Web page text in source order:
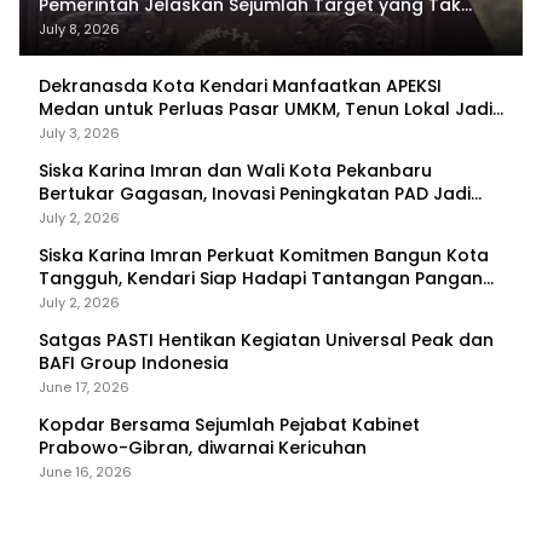
Pemerintah Jelaskan Sejumlah Target yang Tak
Tercapai
July 8, 2026
Dekranasda Kota Kendari Manfaatkan APEKSI
Medan untuk Perluas Pasar UMKM, Tenun Lokal Jadi
Primadona
July 3, 2026
Siska Karina Imran dan Wali Kota Pekanbaru
Bertukar Gagasan, Inovasi Peningkatan PAD Jadi
Fokus Diskusi
July 2, 2026
Siska Karina Imran Perkuat Komitmen Bangun Kota
Tangguh, Kendari Siap Hadapi Tantangan Pangan
dan Bencana
July 2, 2026
Satgas PASTI Hentikan Kegiatan Universal Peak dan
BAFI Group Indonesia
June 17, 2026
Kopdar Bersama Sejumlah Pejabat Kabinet
Prabowo-Gibran, diwarnai Kericuhan
June 16, 2026